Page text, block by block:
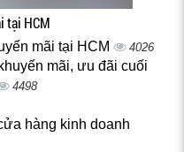
tại HCM
mãi tại HCM 4026
mãi, ưu đãi cuối
4498
hàng kinh doanh